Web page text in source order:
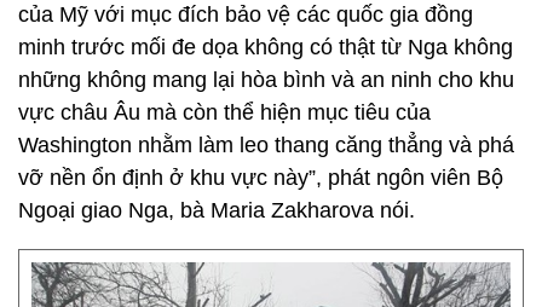
của Mỹ với mục đích bảo vệ các quốc gia đồng
minh trước mối đe dọa không có thật từ Nga không
những không mang lại hòa bình và an ninh cho khu
vực châu Âu mà còn thể hiện mục tiêu của
Washington nhằm làm leo thang căng thẳng và phá
vỡ nền ổn định ở khu vực này”, phát ngôn viên Bộ
Ngoại giao Nga, bà Maria Zakharova nói.